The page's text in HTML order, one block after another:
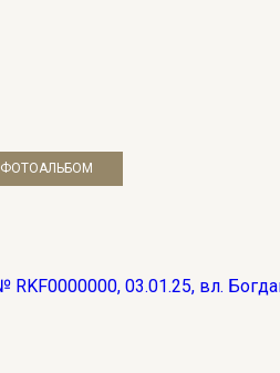
ФОТОАЛЬБОМ